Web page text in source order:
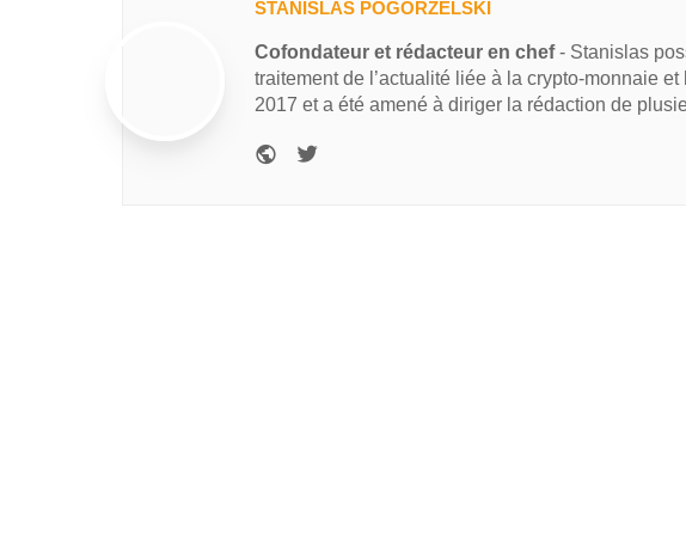
STANISLAS POGORZELSKI
Cofondateur et rédacteur en chef- Stanislas
traitement de l’actualité liée à la crypto-monnaie
2017 et a été amené à diriger la rédaction de